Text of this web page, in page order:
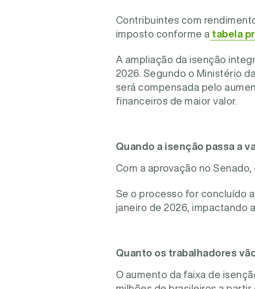
Contribuintes com
imposto conforme a tabela
A ampliação da isenção
2026. Segundo o Ministério
será compensada pelo
financeiros de maior valor.
Quando a isenção passa a
Com a aprovação no
Se o processo for concluído
janeiro de 2026, impactando
Quanto os trabalhadores
O aumento da faixa de